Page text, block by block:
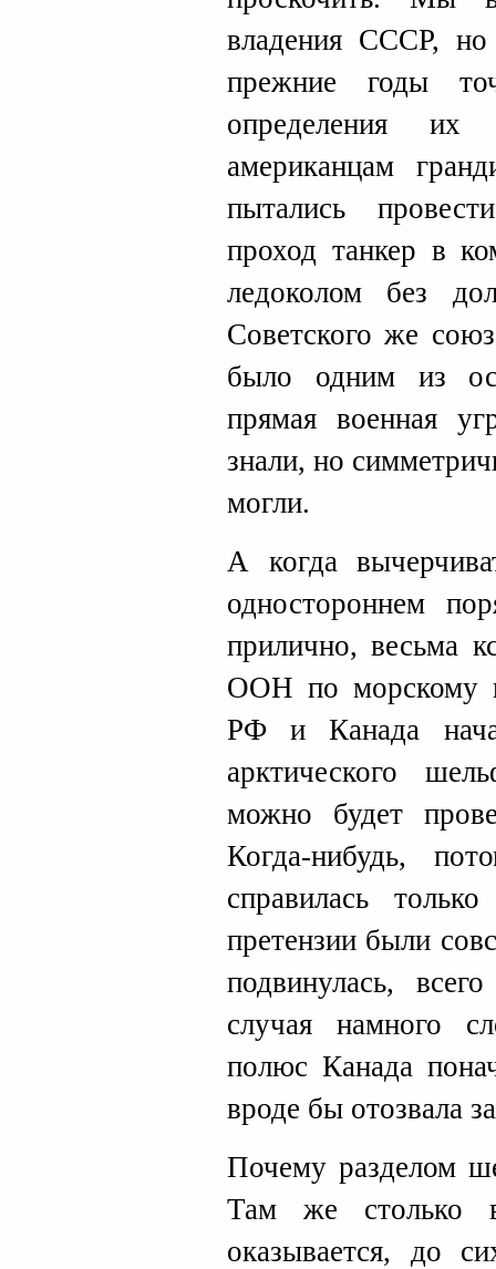
владения СССР, но
прежние годы
определения
американцам
пытались
проход танкер в
ледоколом без
Советского же
было одним из
прямая военная
знали, но
могли.
А когда
одностороннем
прилично, весьма
ООН по морскому
РФ и Канада
арктического
можно будет
Когда-нибудь,
справилась
претензии были
подвинулась,
случая намного
полюс Канада
вроде бы отозвала
Почему разделом
Там же столько
оказывается, до